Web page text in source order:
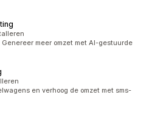
meer omzet met AI-gestuurde
en verhoog de omzet met sms-